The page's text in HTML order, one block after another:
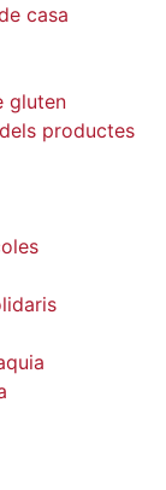
casa
gluten
productes